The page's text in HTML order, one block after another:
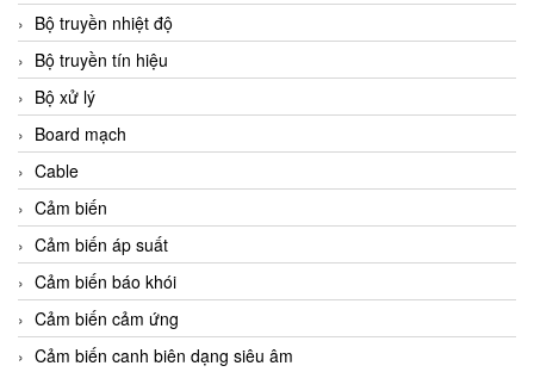
Bộ truyền nhiệt độ
Bộ truyền tín hiệu
Bộ xử lý
Board mạch
Cable
Cảm biến
Cảm biến áp suất
Cảm biến báo khói
Cảm biến cảm ứng
Cảm biến canh biên dạng siêu âm